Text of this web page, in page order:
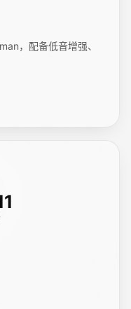
，配备低音增强、